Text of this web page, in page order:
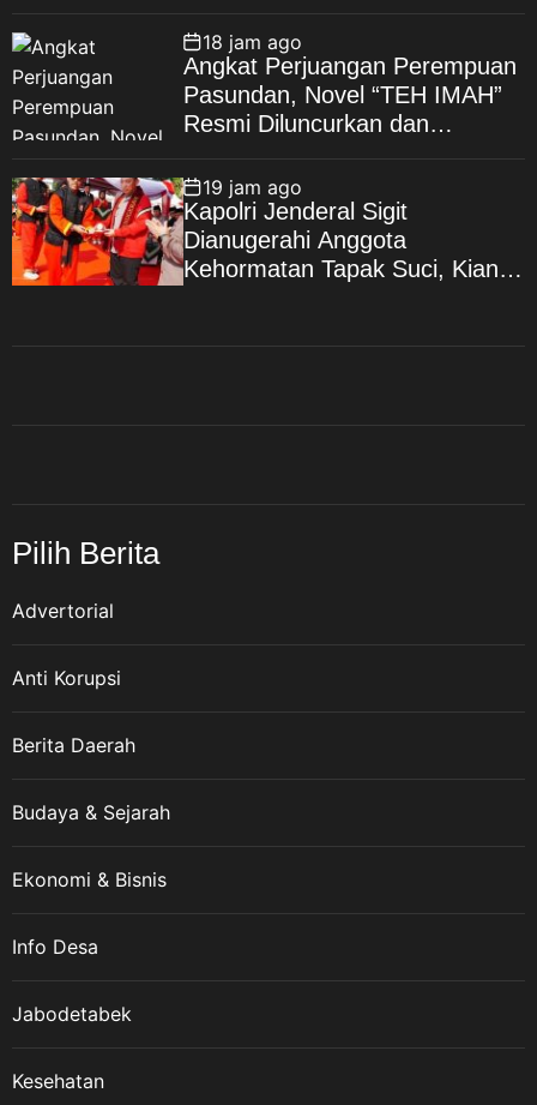
18 jam ago
Angkat Perjuangan Perempuan
Pasundan, Novel “TEH IMAH”
Resmi Diluncurkan dan
Lebar
19 jam ago
Kapolri Jenderal Sigit
Dianugerahi Anggota
Kehormatan Tapak Suci, Kian
Pilih Berita
Advertorial
Anti Korupsi
Berita Daerah
Budaya & Sejarah
Ekonomi & Bisnis
Info Desa
Jabodetabek
Kesehatan